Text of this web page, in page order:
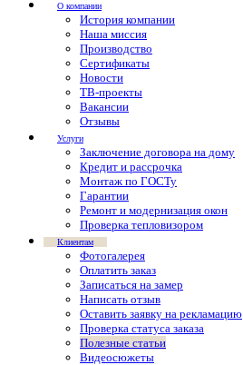
О компании
История компании
Наша миссия
Производство
Сертификаты
Новости
ТВ-проекты
Вакансии
Отзывы
Услуги
Заключение договора на дому
Кредит и рассрочка
Монтаж по ГОСТу
Гарантии
Ремонт и модернизация окон
Проверка тепловизором
Клиентам
Фотогалерея
Оплатить заказ
Записаться на замер
Написать отзыв
Оставить заявку на рекламацию
Проверка статуса заказа
Полезные статьи
Видеосюжеты